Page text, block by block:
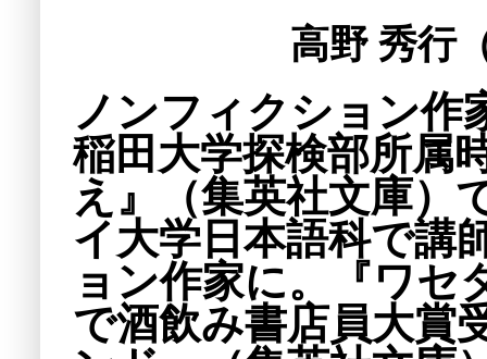
高野 秀行
ノンフィクション作
稲田大学探検部所属
え』（集英社文庫）
イ大学日本語科で講
ョン作家に。『ワセ
で酒飲み書店員大賞